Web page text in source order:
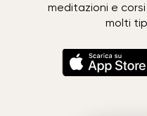
meditazioni e
molti